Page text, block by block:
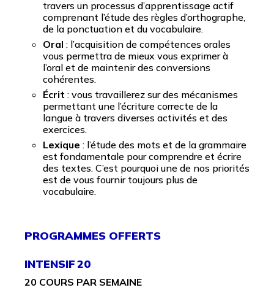
travers un processus d’apprentissage actif
comprenant l’étude des règles d’orthographe,
de la ponctuation et du vocabulaire.
Oral : l’acquisition de compétences orales
vous permettra de mieux vous exprimer à
l’oral et de maintenir des conversions
cohérentes.
Écrit : vous travaillerez sur des mécanismes
permettant une l’écriture correcte de la
langue à travers diverses activités et des
exercices.
Lexique : l’étude des mots et de la grammaire
est fondamentale pour comprendre et écrire
des textes. C’est pourquoi une de nos priorités
est de vous fournir toujours plus de
vocabulaire.
PROGRAMMES OFFERTS
INTENSIF 20
20 COURS PAR SEMAINE